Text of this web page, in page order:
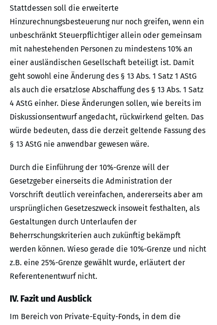
Stattdessen soll die erweiterte
Hinzurechnungsbesteuerung nur noch greifen, wenn ein
unbeschränkt Steuerpflichtiger allein oder gemeinsam
mit nahestehenden Personen zu mindestens 10% an
einer ausländischen Gesellschaft beteiligt ist. Damit
geht sowohl eine Änderung des § 13 Abs. 1 Satz 1 AStG
als auch die ersatzlose Abschaffung des § 13 Abs. 1 Satz
4 AStG einher. Diese Änderungen sollen, wie bereits im
Diskussionsentwurf angedacht, rückwirkend gelten. Das
würde bedeuten, dass die derzeit geltende Fassung des
§ 13 AStG nie anwendbar gewesen wäre.
Durch die Einführung der 10%-Grenze will der
Gesetzgeber einerseits die Administration der
Vorschrift deutlich vereinfachen, andererseits aber am
ursprünglichen Gesetzeszweck insoweit festhalten, als
Gestaltungen durch Unterlaufen der
Beherrschungskriterien auch zukünftig bekämpft
werden können. Wieso gerade die 10%-Grenze und nicht
z.B. eine 25%-Grenze gewählt wurde, erläutert der
Referentenentwurf nicht.
IV. Fazit und Ausblick
Im Bereich von Private-Equity-Fonds, in dem die